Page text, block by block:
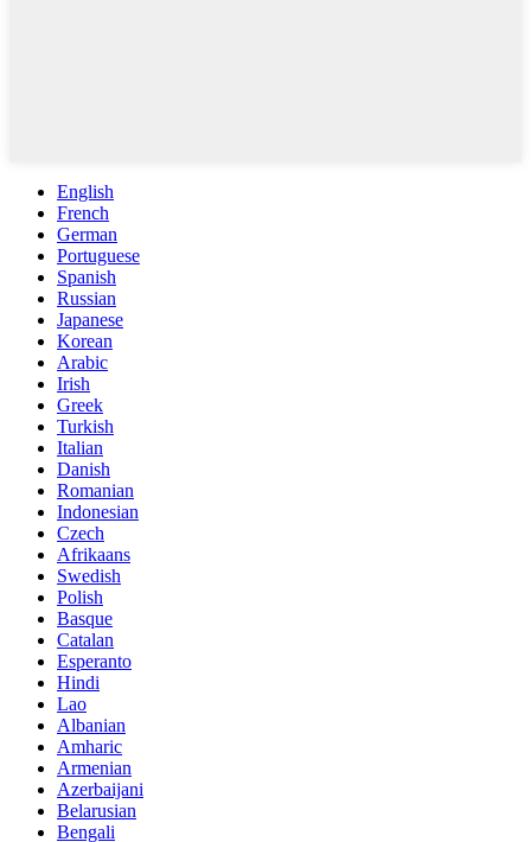
English
French
German
Portuguese
Spanish
Russian
Japanese
Korean
Arabic
Irish
Greek
Turkish
Italian
Danish
Romanian
Indonesian
Czech
Afrikaans
Swedish
Polish
Basque
Catalan
Esperanto
Hindi
Lao
Albanian
Amharic
Armenian
Azerbaijani
Belarusian
Bengali